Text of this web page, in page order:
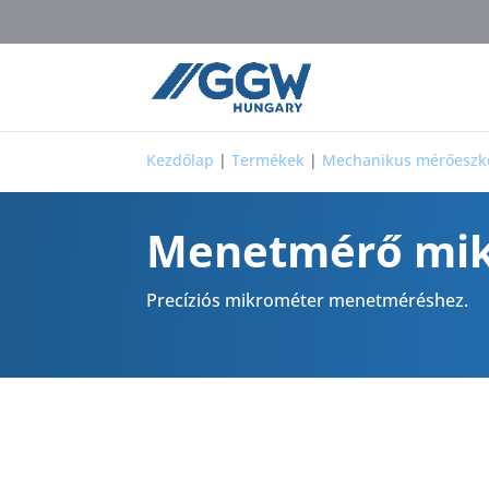
Kezdőlap |Termékek | Mechanikus
Menetmérő
Precíziós mikrométer menetméréshez.